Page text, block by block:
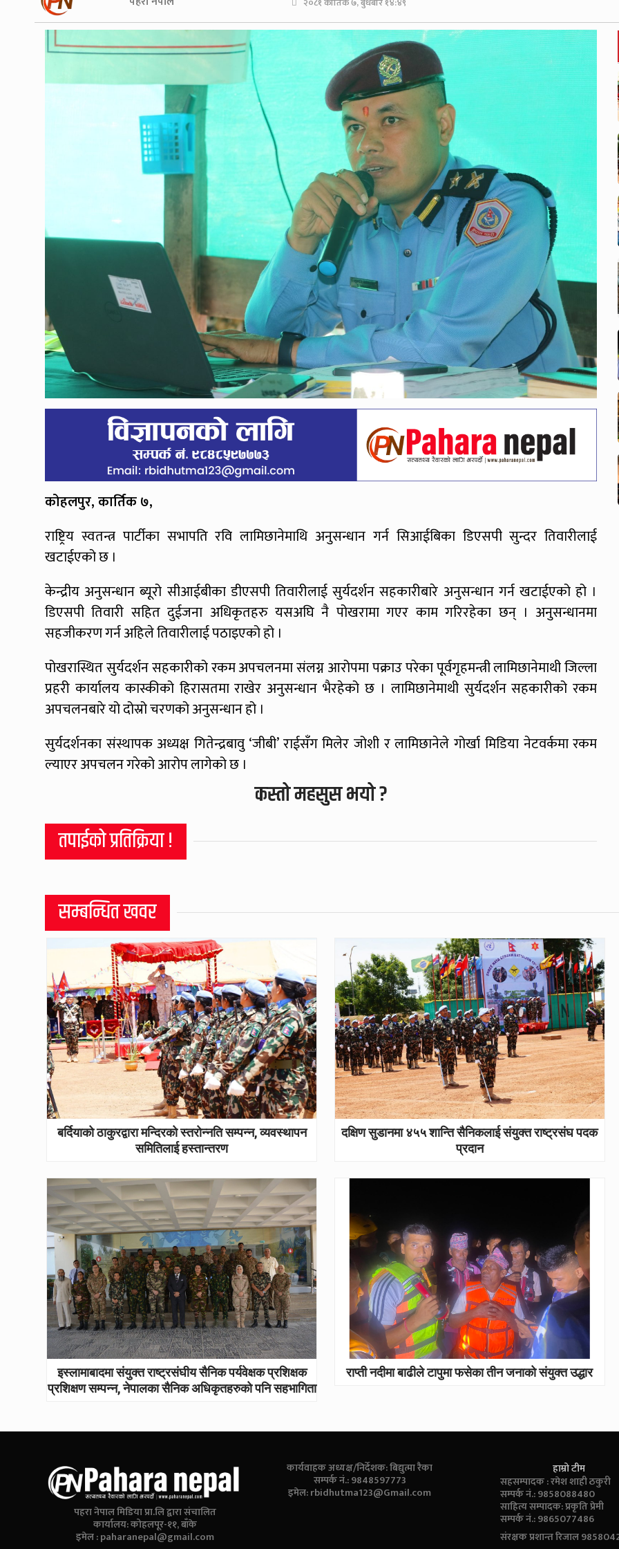
कोहलपुर, कार्तिक ७,
राष्ट्रिय स्वतन्त्र पार्टीका सभापति रवि लामिछानेमाथि अनुसन्धान गर्न सिआईबिका डिएसपी सुन्दर तिवारीलाई
खटाईएको छ ।
केन्द्रीय अनुसन्धान ब्यूरो सीआईबीका डीएसपी तिवारीलाई सुर्यदर्शन सहकारीबारे अनुसन्धान गर्न खटाईएको हो ।
डिएसपी तिवारी सहित दुईजना अधिकृतहरु यसअघि नै पोखरामा गएर काम गरिरहेका छन् । अनुसन्धानमा
सहजीकरण गर्न अहिले तिवारीलाई पठाइएको हो ।
पोखरास्थित सुर्यदर्शन सहकारीको रकम अपचलनमा संलग्न आरोपमा पक्राउ परेका पूर्वगृहमन्त्री लामिछानेमाथी जिल्ला
प्रहरी कार्यालय कास्कीको हिरासतमा राखेर अनुसन्धान भैरहेको छ । लामिछानेमाथी सुर्यदर्शन सहकारीको रकम
अपचलनबारे यो दोस्रो चरणको अनुसन्धान हो ।
सुर्यदर्शनका संस्थापक अध्यक्ष गितेन्द्रबावु ‘जीबी’ राईसँग मिलेर जोशी र लामिछानेले गोर्खा मिडिया नेटवर्कमा रकम
ल्याएर अपचलन गरेको आरोप लागेको छ ।
कस्तो महसुस भयो ?
तपाईको प्रतिक्रिया !
सम्बन्धित खवर
बर्दियाको ठाकुरद्वारा मन्दिरको स्तरोन्नति सम्पन्न, व्यवस्थापन
समितिलाई हस्तान्तरण
दक्षिण सुडानमा ४५५ शान्ति सैनिकलाई संयुक्त राष्ट्रसंघ पदक
प्रदान
इस्लामाबादमा संयुक्त राष्ट्रसंघीय सैनिक पर्यवेक्षक प्रशिक्षक
प्रशिक्षण सम्पन्न, नेपालका सैनिक अधिकृतहरुको पनि सहभागिता
राप्ती नदीमा बाढीले टापुमा फसेका तीन जनाको संयुक्त उद्धार
पहरा नेपाल मिडिया प्रा.लि द्वारा संचालित
कार्यालय: कोहलपूर-११, बाँके
इमेल :paharanepal@gmail.com
कार्यवाहक अध्यक्ष/निर्देशक: बिद्युत्मा रैका
सम्पर्क नं.: 9848597773
इमेल:rbidhutma123@Gmail.com
हाम्रो टीम
सहसम्पादक : रमेश शाही ठकुरी
सम्पर्क नं.: 9858088480
साहित्य सम्पादक: प्रकृति प्रेमी
सम्पर्क नं.: 9865077486
संरक्षक प्रशान्त रिजाल